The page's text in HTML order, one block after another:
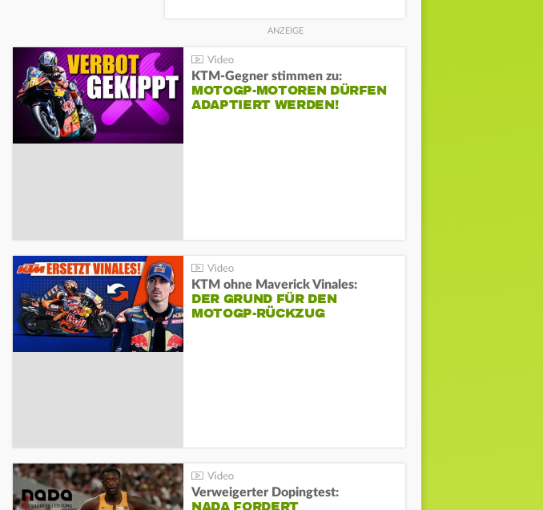
KTM-Gegner stimmen zu:
MOTOGP-MOTOREN DÜRFEN
ADAPTIERT WERDEN!
KTM ohne Maverick Vinales:
DER GRUND FÜR DEN
MOTOGP-RÜCKZUG
Verweigerter Dopingtest: